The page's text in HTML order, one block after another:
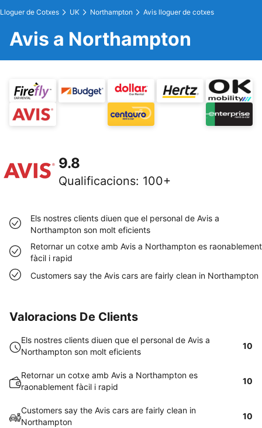
Lloguer de Cotxes UK Northampton Avis lloguer de cotxes
Avis a Northampton
9.8
Qualificacions: 100+
Els nostres clients diuen que el personal de Avis a
Northampton son molt eficients
Retornar un cotxe amb Avis a Northampton es raonablement
fàcil i rapid
Customers say the Avis cars are fairly clean in Northampton
Valoracions De Clients
Els nostres clients diuen que el personal de Avis a
Northampton son molt eficients
10
Retornar un cotxe amb Avis a Northampton es
raonablement fàcil i rapid
10
Customers say the Avis cars are fairly clean in
Northampton
10